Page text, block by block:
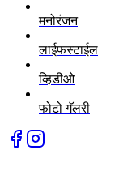
मनोरंजन
लाईफस्टाईल
व्हिडीओ
फोटो गॅलरी